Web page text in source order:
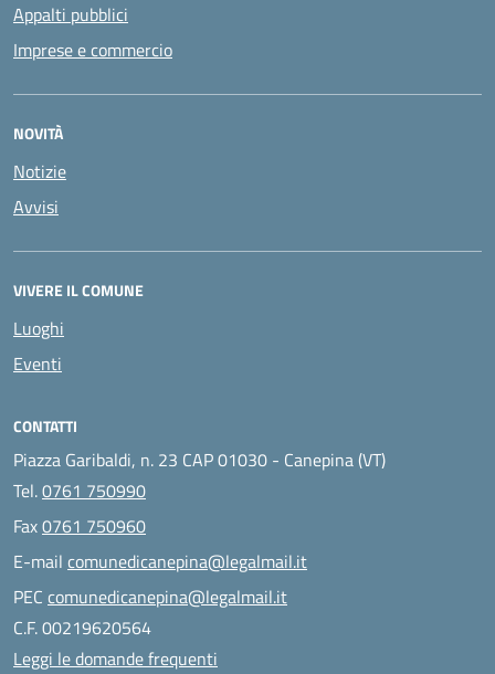
Appalti pubblici
Imprese e commercio
NOVITÀ
Notizie
Avvisi
VIVERE IL COMUNE
Luoghi
Eventi
CONTATTI
Piazza Garibaldi, n. 23 CAP 01030 - Canepina (VT)
Tel.0761 750990
Fax0761 750960
E-mail comunedicanepina@legalmail.it
PEC comunedicanepina@legalmail.it
C.F. 00219620564
Leggi le domande frequenti